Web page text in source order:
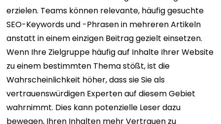
erzielen. Teams können relevante, häufig gesuchte
SEO-Keywords und -Phrasen in mehreren Artikeln
anstatt in einem einzigen Beitrag gezielt einsetzen.
Wenn Ihre Zielgruppe häufig auf Inhalte Ihrer Website
zu einem bestimmten Thema stößt, ist die
Wahrscheinlichkeit höher, dass sie Sie als
vertrauenswürdigen Experten auf diesem Gebiet
wahrnimmt. Dies kann potenzielle Leser dazu
bewegen, Ihren Inhalten mehr Vertrauen zu